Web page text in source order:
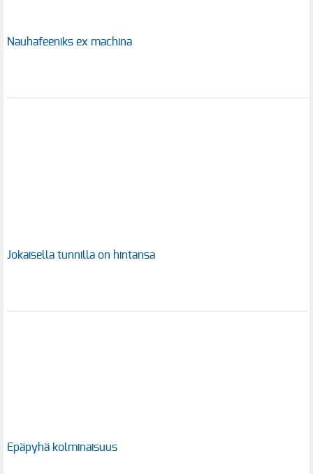
Nauhafeeniks ex machina
Jokaisella tunnilla on hintansa
Epäpyhä kolminaisuus